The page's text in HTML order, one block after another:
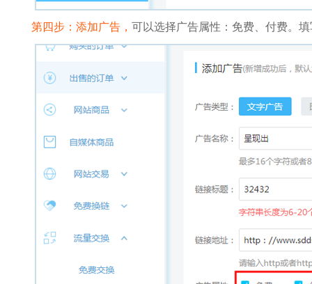
第四步：添加广告， 可以选择广告属性：免费、付费。